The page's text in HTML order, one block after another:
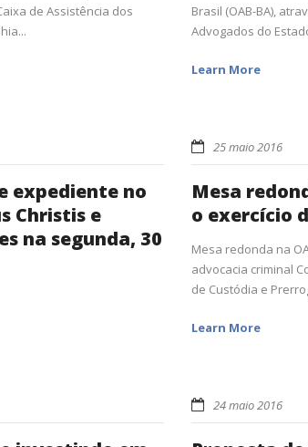
de Assistência dos
Brasil (OAB-BA),
Advogados do
Learn More
expediente no
Christis e
na segunda, 30
25 maio 2016
Mesa
o exercício
Mesa redonda na
advocacia criminal
de Custódia e
Learn More
24 maio 2016